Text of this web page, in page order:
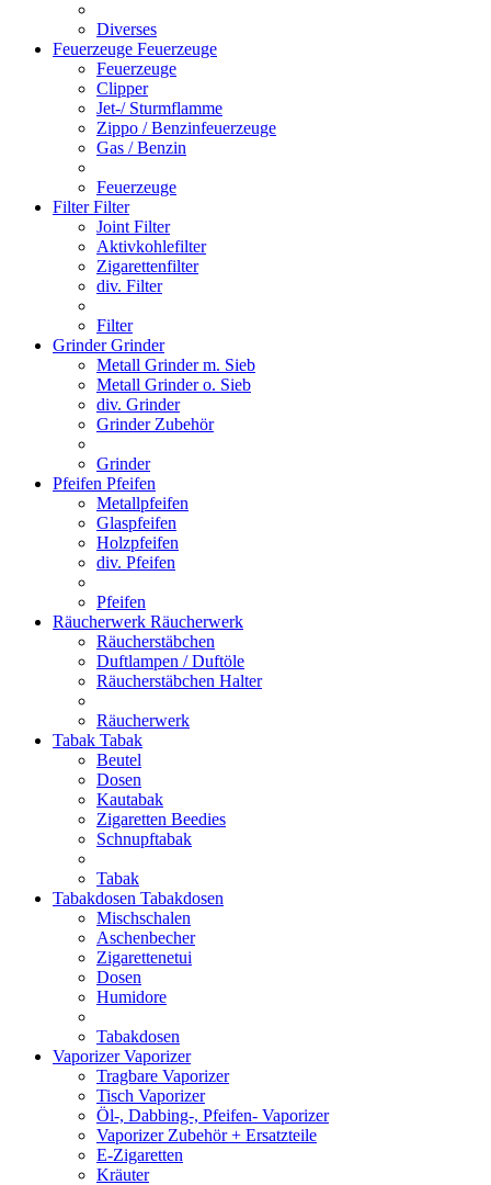
Diverses
Feuerzeuge Feuerzeuge
Feuerzeuge
Clipper
Jet-/ Sturmflamme
Zippo / Benzinfeuerzeuge
Gas / Benzin
Feuerzeuge
FilterFilter
Joint Filter
Aktivkohlefilter
Zigarettenfilter
div. Filter
Filter
GrinderGrinder
Metall Grinder m. Sieb
Metall Grinder o. Sieb
div. Grinder
Grinder Zubehör
Grinder
Pfeifen Pfeifen
Metallpfeifen
Glaspfeifen
Holzpfeifen
div. Pfeifen
Pfeifen
Räucherwerk Räucherwerk
Räucherstäbchen
Duftlampen / Duftöle
Räucherstäbchen Halter
Räucherwerk
Tabak Tabak
Beutel
Dosen
Kautabak
Zigaretten Beedies
Schnupftabak
Tabak
Tabakdosen Tabakdosen
Mischschalen
Aschenbecher
Zigarettenetui
Dosen
Humidore
Tabakdosen
VaporizerVaporizer
Tragbare Vaporizer
Tisch Vaporizer
Öl-, Dabbing-, Pfeifen- Vaporizer
Vaporizer Zubehör + Ersatzteile
E-Zigaretten
Kräuter